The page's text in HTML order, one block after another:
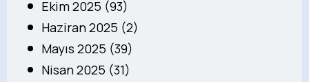
Ekim 2025 (93)
Haziran 2025 (2)
Mayıs 2025 (39)
Nisan 2025 (31)